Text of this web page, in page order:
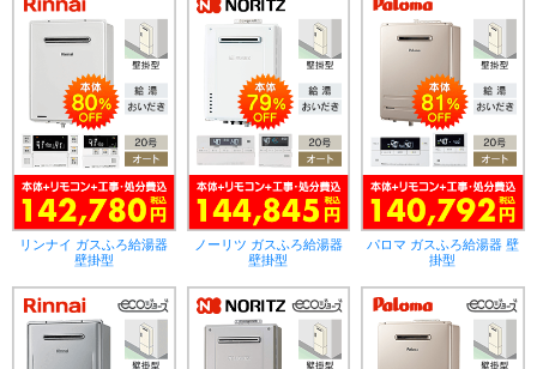
リンナイ ガスふろ給湯器
壁掛型
ノーリツ ガスふろ給湯器
壁掛型
パロマ ガスふろ給湯器 壁
掛型